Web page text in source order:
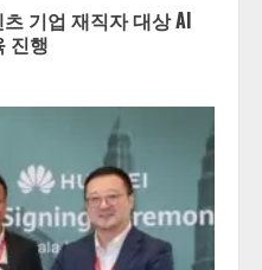
기업 재직자 대상 AI
진행